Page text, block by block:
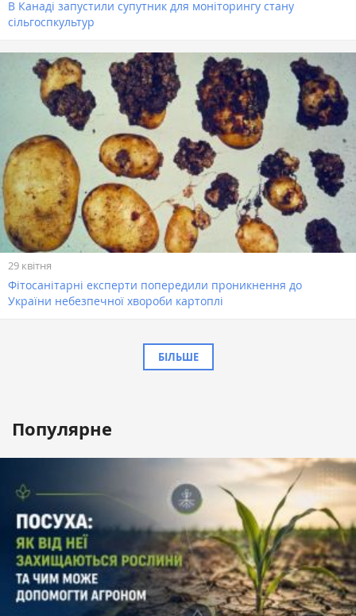
В Канаді запустили супутник для моніторингу стану
сільгоспкультур
29 квітня
Фітосанітарні експерти попередили проникнення до
України небезпечної хвороби картоплі
БІЛЬШЕ
Популярне